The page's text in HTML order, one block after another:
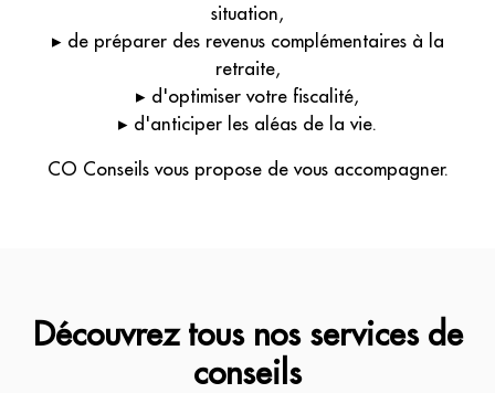
situation,
▸ de préparer des revenus complémentaires à la
retraite,
▸ d'optimiser votre fiscalité,
▸ d'anticiper les aléas de la vie.
CO Conseils vous propose de vous accompagner.
Découvrez tous nos services de
conseils